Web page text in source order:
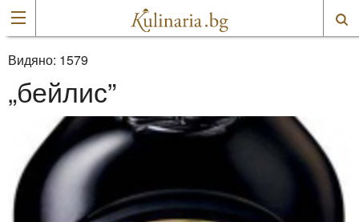
Видяно: 1579
„бейлис”